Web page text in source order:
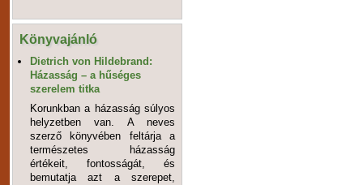
Könyvajánló
Dietrich von Hildebrand:
Házasság – a hűséges
szerelem titka
Korunkban a házasság súlyos
helyzetben van. A neves
szerző könyvében feltárja a
természetes házasság
értékeit, fontosságát, és
bemutatja azt a szerepet,